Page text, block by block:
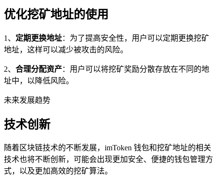
优化挖矿地址的使用
1、 定期更换地址：为了提高安全性，用户可以定期更换挖矿
地址，这样可以减少被攻击的风险。
2、 合理分配资产：用户可以将挖矿奖励分散存放在不同的地
址中，以降低风险。
未来发展趋势
技术创新
随着区块链技术的不断发展，imToken 钱包和挖矿地址的相关
技术也将不断创新，可能会出现更加安全、便捷的钱包管理方
式，以及更加高效的挖矿算法。